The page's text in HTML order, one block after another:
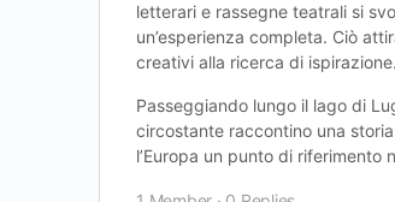
letterari e rassegne teatrali si
un’esperienza completa. Ciò
creativi alla ricerca di ispirazione.
Passeggiando lungo il lago di
circostante raccontino una
l’Europa un punto di riferimento